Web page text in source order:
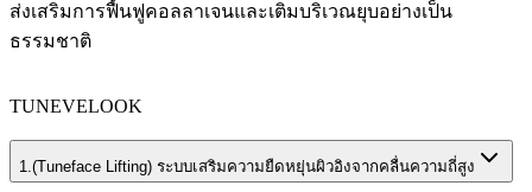
ส่งเสริมการฟื้นฟูคอลลาเจนและเติมบริเวณยุบอย่างเป็น
ธรรมชาติ
TUNEVELOOK
1.(Tuneface Lifting) ระบบเสริมความยืดหยุ่นผิวอิงจากคลื่นความถี่สูง